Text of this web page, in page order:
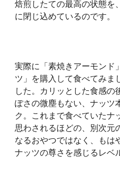
焙煎したての最高の状態を
に閉じ込めているのです。
実際に「素焼きアーモンド
ツ」を購入して食べてみ
した。カリッとした食感の
ぽさの微塵もない、ナッツ
ク。これまで食べていたナ
思わされるほどの、別次元
なるおやつではなく、もは
ナッツの尊さを感じるレベ